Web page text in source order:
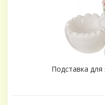
Подставка для